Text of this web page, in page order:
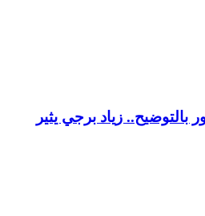
بالتوضيح.. زياد برجي يثير